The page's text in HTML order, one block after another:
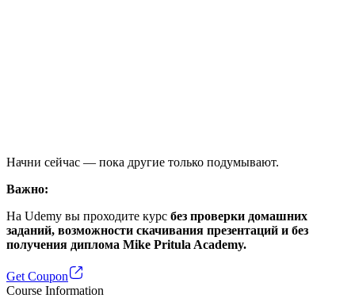
Начни сейчас — пока другие только подумывают.
Важно:
На Udemy вы проходите курс без проверки домашних
заданий, возможности скачивания презентаций и без
получения диплома Mike Pritula Academy.
Get Coupon
Course Information